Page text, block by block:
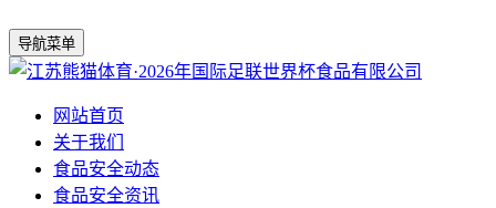
导航菜单
网站首页
关于我们
食品安全动态
食品安全资讯